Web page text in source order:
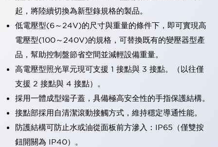
起，將陸續切換為新型錄規格的製品。
低電壓型(6～24V)的尺寸與重量的條件下，即可實現高
電壓型(100～240V)的規格，可替換既有的變壓器型產
品，幫助控制盤節省空間並減輕設備重量。
高電壓型照光單元現可支援 1 接點與 3 接點。（以往僅
支援 2 接點與 4 接點）。
採用一體成型端子蓋，具備極高安全性的手指保護結構。
接點部採用自清潔滾動接觸方式，維持穩定導通性能。
防護結構可防止水或油從面板前方滲入：IP65（僅雙按
鈕開關為 IP40）。